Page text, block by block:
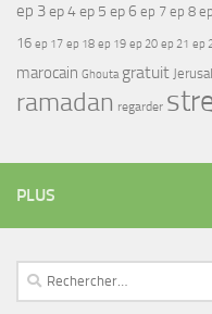
ep 3ep 4ep 5 ep 6 ep 7 ep 8
16 ep 17 ep 18 ep 19 ep 20 ep 21 ep
marocain Ghouta gratuit
ramadan regarder
PLUS
Rechercher :